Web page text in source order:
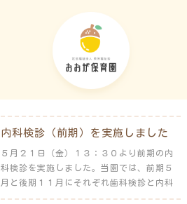
内科検診（前期）を実施しました
５月２１日（金）１３：３０より前期の内
科検診を実施しました。当園では、前期５
月と後期１１月にそれぞれ歯科検診と内科
検診を実施しています。